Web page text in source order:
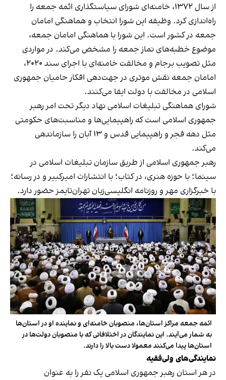
از سال ۱۳۷۲، خامنه‌ای شورای سیاستگذاری ائمه جمعه را
راه‌اندازی کرد. وظیفه این شورا انتخاب و هماهنگی امامان
جمعه در کشور است. این شورا با هماهنگی امامان جمعه،
موضوع خطبه‌های نماز جمعه را مشخص می‌کند. در مواردی
مثل تصویب برجام و مخالفت خامنه‌ای با اجرای سند ۲۰۲۰،
امامان جمعه نقش موثری در جهت‌دهی افکار حامیان جمهوری
اسلامی در مخالفت با دولت ایفا می‌کنند.
شورای هماهنگی تبلیغات اسلامی نهاد دیگر تحت امر رهبر
جمهوری اسلامی است که راهپیمایی‌ها و مناسبت‌های حکومتی
مثل دهه فجر و راهپیمایی قدس و ۱۳ آبان را سازماندهی
می‌کند.
رهبر جمهوری اسلامی از طریق سازمان تبلیغات اسلامی در
سینما؛ با حوزه هنری، در کتاب؛ با انتشارات امیرکبیر و در رسانه؛
با خبرگزاری مهر و روزنامه انگلیسی‌زبان تهران‌تایمز حضور دارد.
ائمه جمعه مراکز استان‌ها، منصوبان خامنه‌ای و نماینده او در استان‌ها
به شمار می‌آیند. این نمایندگان در اختلافاتی که با منصوبان دولت‌ها در
استان‌ها پیدا می‌کنند معمولا دست بالا را دارند.
نمایندگی‌های ولی‌فقیه
در هر استان رهبر جمهوری اسلامی یک نفر را به عنوان